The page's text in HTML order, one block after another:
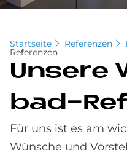
Startseite Referenzen
Referenzen
Un­se­re
bad-
Für uns ist es am
Wünsche und